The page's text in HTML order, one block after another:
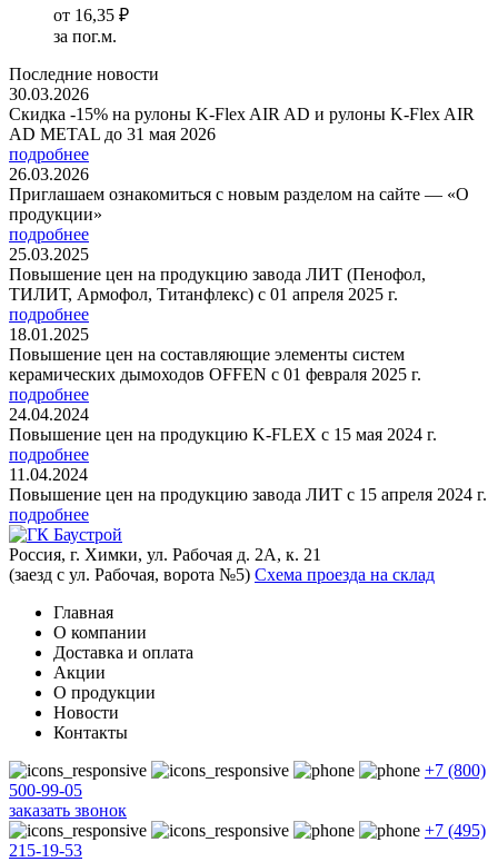
от 16,35 ₽
за пог.м.
Последние новости
30.03.2026
Скидка -15% на рулоны K-Flex AIR AD и рулоны K-Flex AIR
AD METAL до 31 мая 2026
подробнее
26.03.2026
Приглашаем ознакомиться с новым разделом на сайте — «О
продукции»
подробнее
25.03.2025
Повышение цен на продукцию завода ЛИТ (Пенофол,
ТИЛИТ, Армофол, Титанфлекс) с 01 апреля 2025 г.
подробнее
18.01.2025
Повышение цен на составляющие элементы систем
керамических дымоходов OFFEN с 01 февраля 2025 г.
подробнее
24.04.2024
Повышение цен на продукцию K-FLEX с 15 мая 2024 г.
подробнее
11.04.2024
Повышение цен на продукцию завода ЛИТ с 15 апреля 2024 г.
подробнее
Россия, г. Химки, ул. Рабочая д. 2А, к. 21
(заезд с ул. Рабочая, ворота №5) Схема проезда на склад
Главная
О компании
Доставка и оплата
Акции
О продукции
Новости
Контакты
+7 (800)
500-99-05
заказать звонок
+7 (495)
215-19-53